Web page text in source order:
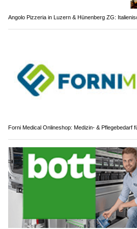
Angolo Pizzeria in Luzern & Hünenberg ZG:
Forni Medical Onlineshop: Medizin- & Pflegebedarf